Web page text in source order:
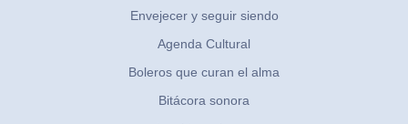
Envejecer y seguir siendo
Agenda Cultural
Boleros que curan el alma
Bitácora sonora